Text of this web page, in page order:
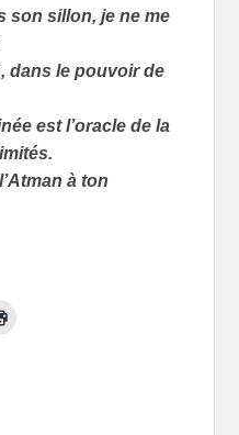
son sillon, je ne me
dans le pouvoir de
est l’oracle de la
à ton